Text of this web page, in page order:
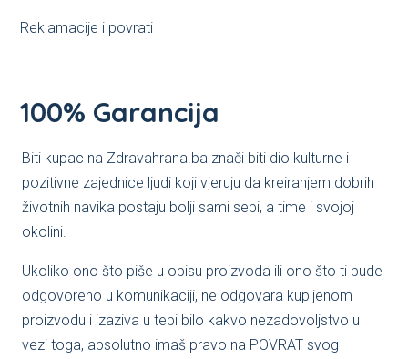
Reklamacije i povrati
100% Garancija
Biti kupac na Zdravahrana.ba znači biti dio kulturne i
pozitivne zajednice ljudi koji vjeruju da kreiranjem dobrih
životnih navika postaju bolji sami sebi, a time i svojoj
okolini.
Ukoliko ono što piše u opisu proizvoda ili ono što ti bude
odgovoreno u komunikaciji, ne odgovara kupljenom
proizvodu i izaziva u tebi bilo kakvo nezadovoljstvo u
vezi toga, apsolutno imaš pravo na POVRAT svog